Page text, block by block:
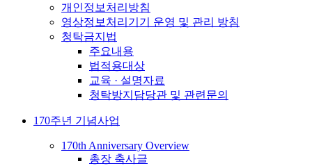
개인정보처리방침
영상정보처리기기 운영 및 관리 방침
청탁금지법
주요내용
법적용대상
교육 · 설명자료
청탁방지담당관 및 관련문의
170주년 기념사업
170th Anniversary Overview
총장 축사글